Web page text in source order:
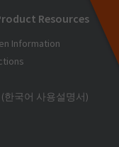
Resources
Information
한국어 사용설명서)